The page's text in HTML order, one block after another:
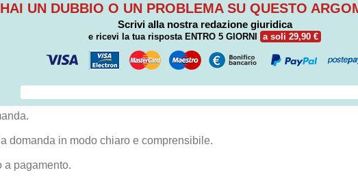
HAI UN DUBBIO O UN PROBLEMA SU QUESTO
Scrivi alla nostra redazione giuridica
e ricevi la tua risposta ENTRO 5 GIORNI a soli 29,90 €